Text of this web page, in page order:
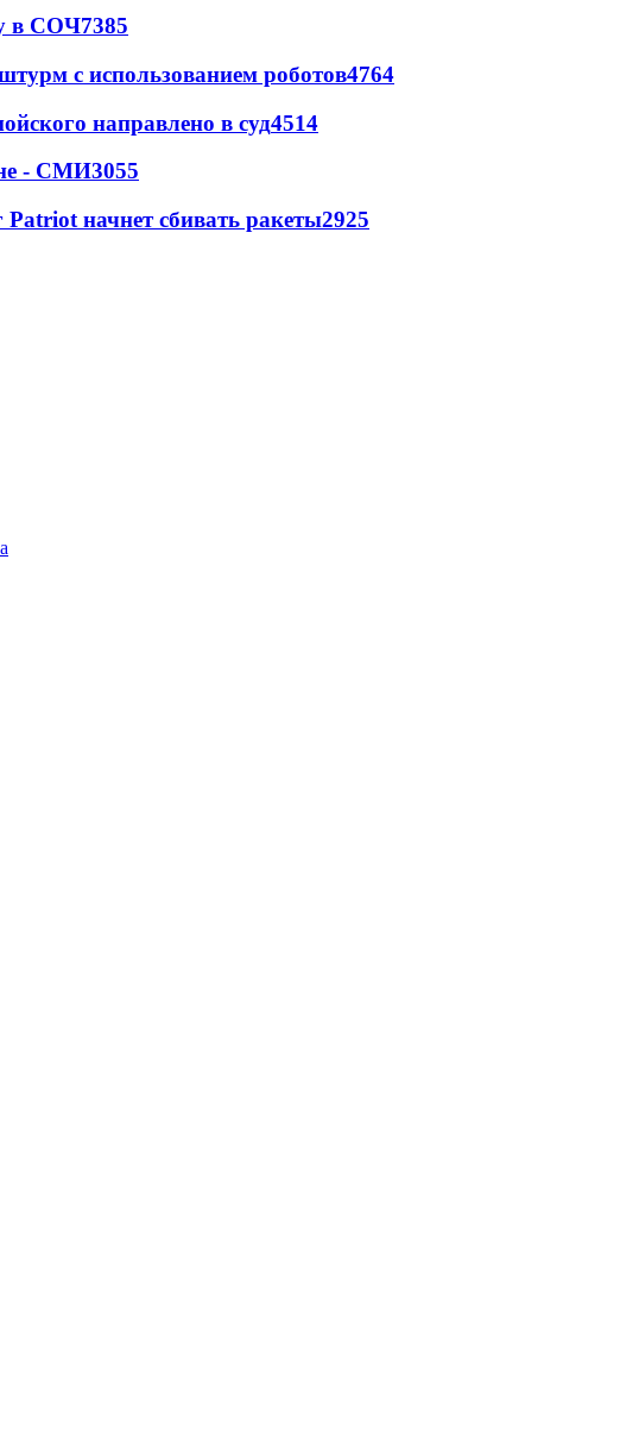
в СОЧ7385
с использованием роботов4764
направлено в суд4514
- СМИ3055
начнет сбивать ракеты2925